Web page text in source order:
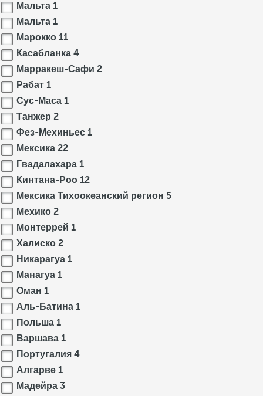
Мальта 1
Мальта 1
Марокко 11
Касабланка 4
Марракеш-Сафи 2
Рабат 1
Сус-Маса 1
Танжер 2
Фез-Мехиньес 1
Мексика 22
Гвадалахара 1
Кинтана-Роо 12
Мексика Тихоокеанский регион 5
Мехико 2
Монтеррей 1
Халиско 2
Никарагуа 1
Манагуа 1
Оман 1
Аль-Батина 1
Польша 1
Варшава 1
Португалия 4
Алгарве 1
Мадейра 3